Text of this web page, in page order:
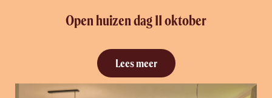
Open huizen dag 11 oktober
Lees meer